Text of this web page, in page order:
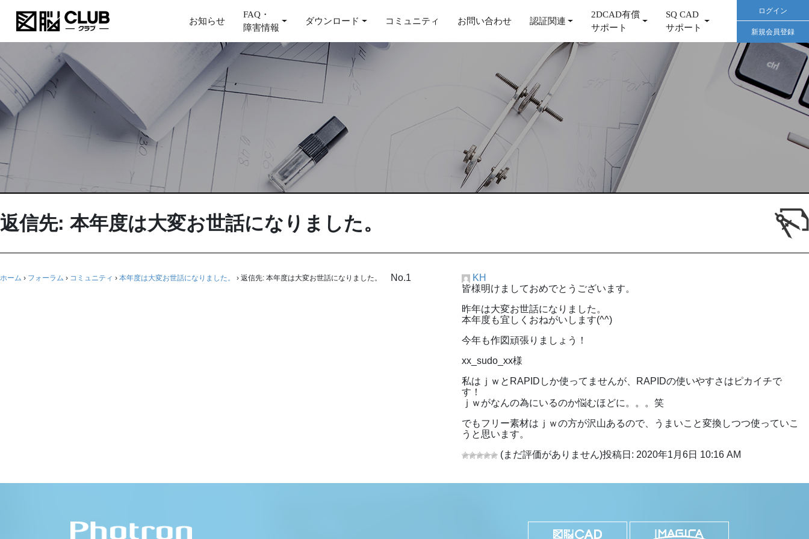
お知らせ
FAQ・
障害情報
ダウンロード コミュニティ お問い合わせ 認証関連
2DCAD有償
サポート
SQ CAD
サポート
ログイン
新規会員登録
返信先: 本年度は大変お世話になりました。
ホーム › フォーラム › コミュニティ › 本年度は大変お世話になりました。 › 返信先: 本年度は大変お世話になりました。 No.1
KH
皆様明けましておめでとうございます。
昨年は大変お世話になりました。
本年度も宜しくおねがいします(^^)
今年も作図頑張りましょう！
xx_sudo_xx様
私はｊｗとRAPIDしか使ってませんが、RAPIDの使いやすさはピカイチで
す！
ｊｗがなんの為にいるのか悩むほどに。。。笑
でもフリー素材はｊｗの方が沢山あるので、うまいこと変換しつつ使っていこ
うと思います。
(まだ評価がありません)投稿日: 2020年1月6日 10:16 AM